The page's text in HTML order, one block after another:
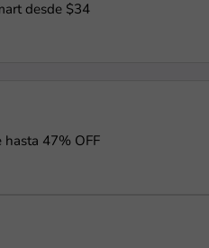
desde $34
hasta 47% OFF